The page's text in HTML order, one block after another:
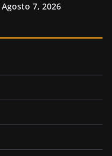
Agosto 7, 2026